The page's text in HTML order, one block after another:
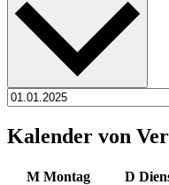
Kalender von
M Montag D